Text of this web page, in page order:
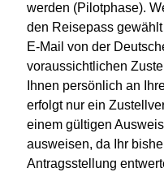
werden (Pilotphase).
den Reisepass
E-Mail von der
voraussichtlichen
Ihnen persönlich an
erfolgt nur ein
einem gültigen
ausweisen, da Ihr
Antragsstellung